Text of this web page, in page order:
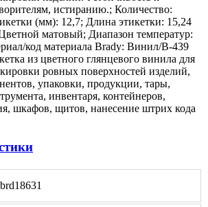
истиранию.; Количество:
(мм): 12,7; Длина этикетки: 15,24
матовый; Диапазон температур:
код материала Brady: Винил/В-439
из цветного глянцевого винила для
ровных поверхностей изделий,
упаковки, продукции, тары,
инвентаря, контейнеров,
шкафов, щитов, нанесение штрих кода
brd18631